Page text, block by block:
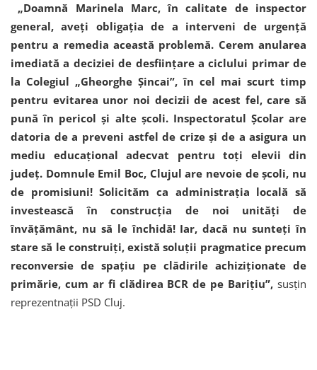
„Doamnă Marinela Marc, în calitate de inspector
general, aveți obligația de a interveni de urgență
pentru a remedia această problemă. Cerem anularea
imediată a deciziei de desființare a ciclului primar de
la Colegiul „Gheorghe Șincai”, în cel mai scurt timp
pentru evitarea unor noi decizii de acest fel, care să
pună în pericol și alte școli. Inspectoratul Școlar are
datoria de a preveni astfel de crize și de a asigura un
mediu educațional adecvat pentru toți elevii din
județ. Domnule Emil Boc, Clujul are nevoie de școli, nu
de promisiuni! Solicităm ca administrația locală să
investească în construcția de noi unități de
învățământ, nu să le închidă! Iar, dacă nu sunteți în
stare să le construiți, există soluții pragmatice precum
reconversie de spațiu pe clădirile achiziționate de
primărie, cum ar fi clădirea BCR de pe Barițiu”, susțin
reprezentnații PSD Cluj.